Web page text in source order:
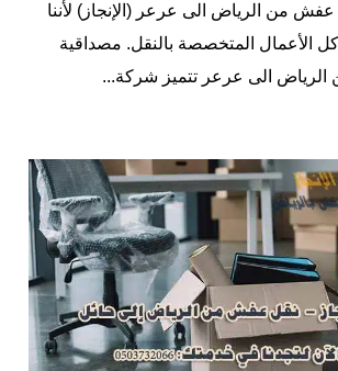
من الرياض الى عرعر (الإنجاز) لأننا
الأعمال المتخصصة بالنقل. مصداقية
الرياض الى عرعر تتميز شركة...